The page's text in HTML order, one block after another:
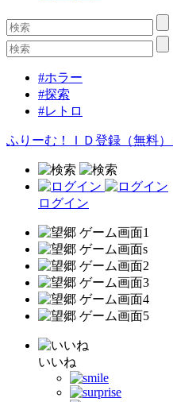
#ホラー
#探索
#レトロ
ふりーむ！ＩＤ登録（無料）
ログイン
いいね